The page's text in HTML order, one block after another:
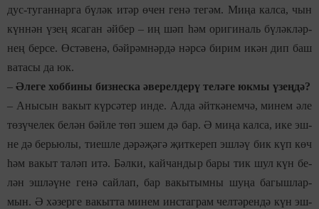
дус-ту­ган­нар­га бү­ләк итәр өчен ге­нәте­гәм. Ми­ңа кал­са, чын
күн­нән үзең яса­ган әй­бер – иң шәп һәм ори­ги­наль бү­ләк­ләр­
нең бер­се. Өс­тә­ве­нә, бәй­рәм­нәр­дә нәр­сә би­рим икән дип баш
ва­та­сы да юк.
– Әле­ге хоб­би­ны биз­нес­ка әве­рел­де­рү те­лә­ге юк­мы үзең­дә?
– Аны­сын ва­кыт күр­сә­тер ин­де. Ал­да әйт­кә­нем­чә, ми­нем әле
тө­зү­че­лек бе­лән бәй­ле төп эшем дә бар. Ә ми­ңа кал­са, ике эш­
не дә берь­ю­лы, ти­еш­ле дә­рә­җә­гә җит­ке­реп эш­ләү бик күп көч
һәм ва­кыт та­ләп итә. Бәл­ки, кай­чан­дыр ба­ры тик шул күн бе­
лән эш­лә­ү­не ге­нә сай­лап, бар ва­кы­тым­ны шу­ңа ба­гыш­лар­
мын. Ә хә­зер­ге ва­кыт­та ми­нем ин­с­таг­рам чел­тә­рен­дә күн эш­